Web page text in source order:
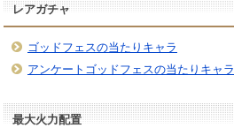
レアガチャ
ゴッドフェスの当たりキャラ
アンケートゴッドフェスの当たりキャラ
最大火力配置